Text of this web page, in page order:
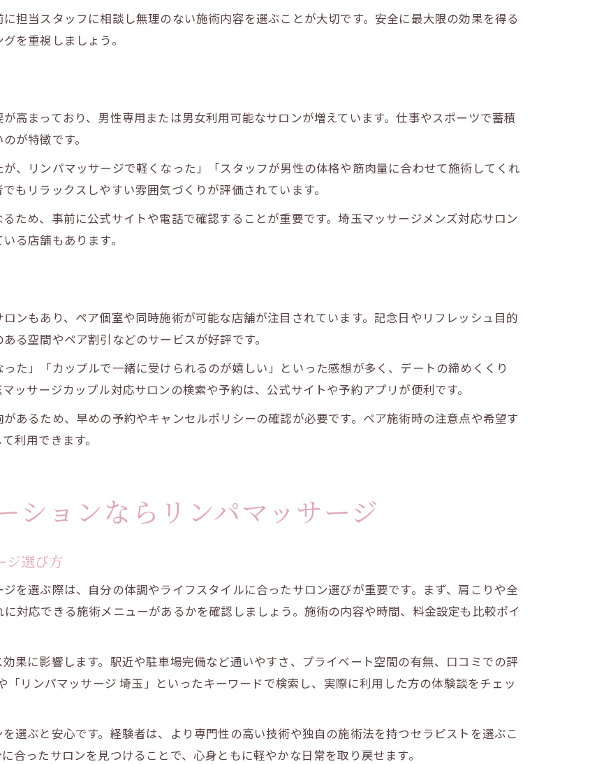
日に受けたいリンパマッサージの楽しみ方
フレッシュ効果抜群のリンパマッサージ活用術
ップル利用OKなリンパマッサージ紹介
担当スタッフに相談し無理のない施術内容を選ぶことが大切です。安全に最大限の効果を得る
を重視しましょう。
高まっており、男性専用または男女利用可能なサロンが増えています。仕事やスポーツで蓄積
が特徴です。
、リンパマッサージで軽くなった」「スタッフが男性の体格や筋肉量に合わせて施術してくれ
もリラックスしやすい雰囲気づくりが評価されています。
ため、事前に公式サイトや電話で確認することが重要です。埼玉マッサージメンズ対応サロン
る店舗もあります。
ンもあり、ペア個室や同時施術が可能な店舗が注目されています。記念日やリフレッシュ目的
る空間やペア割引などのサービスが好評です。
た」「カップルで一緒に受けられるのが嬉しい」といった感想が多く、デートの締めくくり
ッサージカップル対応サロンの検索や予約は、公式サイトや予約アプリが便利です。
あるため、早めの予約やキャンセルポリシーの確認が必要です。ペア施術時の注意点や希望す
利用できます。
ションならリンパマッサージ
ジ選び方
を選ぶ際は、自分の体調やライフスタイルに合ったサロン選びが重要です。まず、肩こりや全
対応できる施術メニューがあるかを確認しましょう。施術の内容や時間、料金設定も比較ポイ
果に影響します。駅近や駐車場完備など通いやすさ、プライベート空間の有無、口コミでの評
リンパマッサージ 埼玉」といったキーワードで検索し、実際に利用した方の体験談をチェッ
選ぶと安心です。経験者は、より専門性の高い技術や独自の施術法を持つセラピストを選ぶこ
合ったサロンを見つけることで、心身ともに軽やかな日常を取り戻せます。